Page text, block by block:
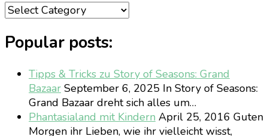
Categories
Popular posts:
Tipps & Tricks zu Story of Seasons: Grand
Bazaar September 6, 2025 In Story of Seasons:
Grand Bazaar dreht sich alles um…
Phantasialand mit Kindern April 25, 2016 Guten
Morgen ihr Lieben, wie ihr vielleicht wisst,